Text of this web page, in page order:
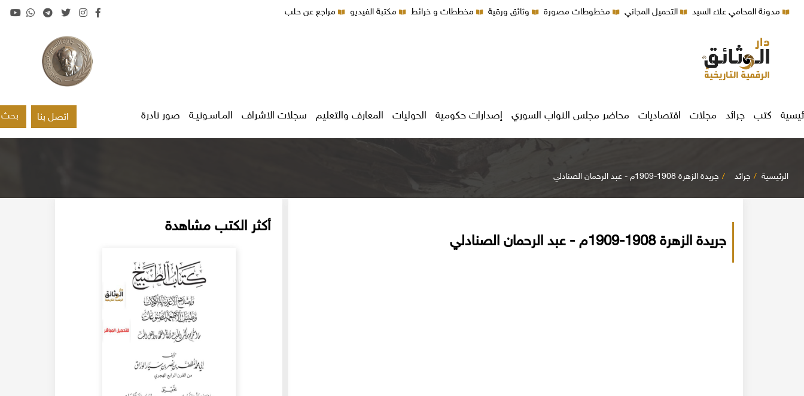
مدونة المحامي علاء السيد التحميل المجاني مخطوطات مصورة وثائق ورقية مخططات و خرائط مكتبة الفيديو مراجع عن حلب
كتب جرائد مجلات اقتصاديات محاضر مجلس النواب السوري إصدارات حكومية الحوليات المعارف والتعليم سجلات الاشراف المـاسـونيـة صور نادرة اتصل بنا بحث
الرئيسية جرائد جريدة الزهرة 1908-1909م - عبد الرحمان الصنادلي
جريدة الزهرة 1908-1909م - عبد الرحمان الصنادلي
أكثر الكتب مشاهدة